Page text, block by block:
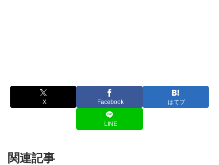
X Facebook はてブ
LINE
関連記事